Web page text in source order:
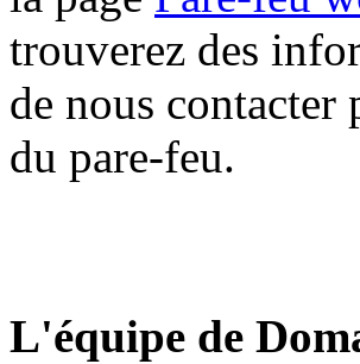
trouverez des
de nous contacter
du pare-feu.
L'équipe de